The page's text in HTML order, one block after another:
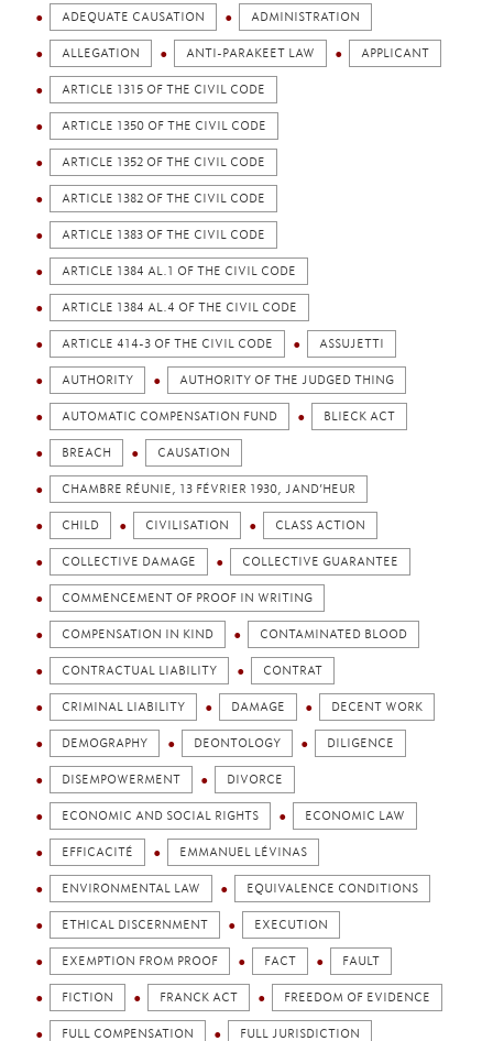
ADEQUATE CAUSATION ADMINISTRATION
ALLEGATION ANTI-PARAKEET LAW APPLICANT
ARTICLE 1315 OF THE CIVIL CODE
ARTICLE 1350 OF THE CIVIL CODE
ARTICLE 1352 OF THE CIVIL CODE
ARTICLE 1382 OF THE CIVIL CODE
ARTICLE 1383 OF THE CIVIL CODE
ARTICLE 1384 AL.1 OF THE CIVIL CODE
ARTICLE 1384 AL.4 OF THE CIVIL CODE
ARTICLE 414-3 OF THE CIVIL CODE ASSUJETTI
AUTHORITY AUTHORITY OF THE JUDGED THING
AUTOMATIC COMPENSATION FUND BLIECK ACT
BREACH CAUSATION
CHAMBRE RÉUNIE, 13 FÉVRIER 1930, JAND’HEUR
CHILD CIVILISATION CLASS ACTION
COLLECTIVE DAMAGE COLLECTIVE GUARANTEE
COMMENCEMENT OF PROOF IN WRITING
COMPENSATION IN KIND CONTAMINATED BLOOD
CONTRACTUAL LIABILITY CONTRAT
CRIMINAL LIABILITY DAMAGE DECENT WORK
DEMOGRAPHY DEONTOLOGY DILIGENCE
DISEMPOWERMENT DIVORCE
ECONOMIC AND SOCIAL RIGHTS ECONOMIC LAW
EFFICACITÉ EMMANUEL LÉVINAS
ENVIRONMENTAL LAW EQUIVALENCE CONDITIONS
ETHICAL DISCERNMENT EXECUTION
EXEMPTION FROM PROOF FACT FAULT
FICTION FRANCK ACT FREEDOM OF EVIDENCE
FULL COMPENSATION FULL JURISDICTION